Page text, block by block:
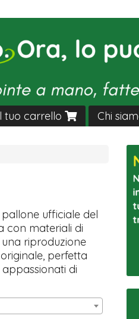
tuo carrello Chi
ufficiale del
con materiali di
riproduzione
perfetta
di